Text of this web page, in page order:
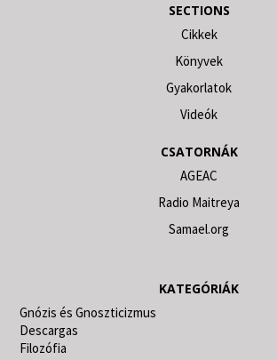
SECTIONS
Cikkek
Könyvek
Gyakorlatok
Videók
CSATORNÁK
AGEAC
Radio Maitreya
Samael.org
KATEGÓRIÁK
Gnózis és Gnoszticizmus
Descargas
Filozófia